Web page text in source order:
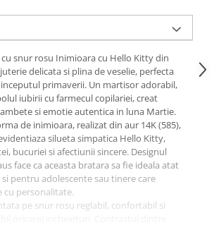
snur rosu Inimioara cu Hello Kitty din
delicata si plina de veselie, perfecta
primaverii. Un martisor adorabil,
iubirii cu farmecul copilariei, creat
si emotie autentica in luna Martie.
de inimioara, realizat din aur 14K (585),
silueta simpatica Hello Kitty,
bucuriei si afectiunii sincere. Designul
face ca aceasta bratara sa fie ideala atat
pentru adolescente sau tinere care
cu personalitate.
pe snur rosu reglabil, confortabil si